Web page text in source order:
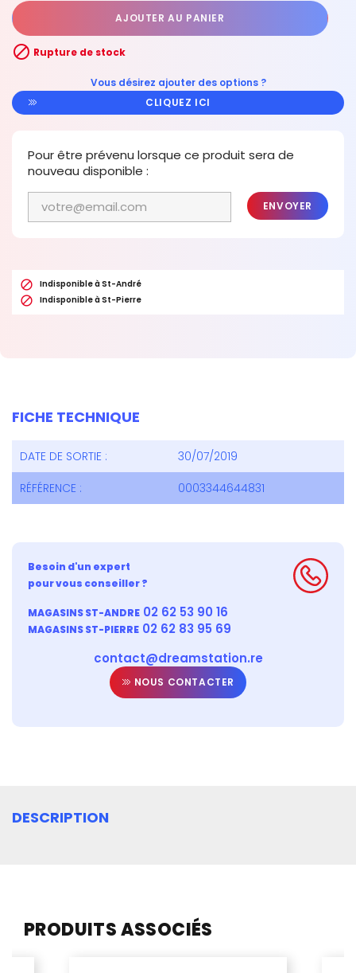
AJOUTER AU PANIER
 Rupture de stock
Vous désirez ajouter des options ?
CLIQUEZ ICI
Pour être prévenu lorsque ce produit sera de
nouveau disponible :
ENVOYER
 Indisponible à St-André
 Indisponible à St-Pierre
FICHE TECHNIQUE
DATE DE SORTIE :
30/07/2019
RÉFÉRENCE :
0003344644831
Besoin d'un expert
pour vous conseiller ?
MAGASINS ST-ANDRE 02 62 53 90 16
MAGASINS ST-PIERRE 02 62 83 95 69
contact@dreamstation.re
NOUS CONTACTER
DESCRIPTION
PRODUITS ASSOCIÉS